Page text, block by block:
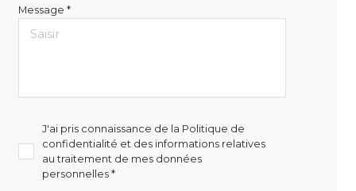
Message *
J'ai pris connaissance de la Politique de
confidentialité et des informations relatives
au traitement de mes données
personnelles *